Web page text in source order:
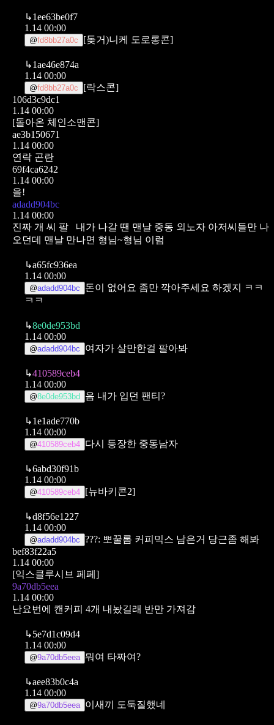
↳1ee63be0f7
1.14 00:00
@fd8bb27a0c [돚거)니케 도로롱콘]
↳1ae46e874a
1.14 00:00
@fd8bb27a0c
[락스콘]
106d3c9dc1
1.14 00:00
[돌아온 체인소맨콘]
ae3b150671
1.14 00:00
연락 곤란
69f4ca6242
1.14 00:00
을!
adadd904bc
1.14 00:00
진짜 개 씨 팔
내가 나갈 땐 맨날 중동 외노자 아저씨들만 나
오던데 맨날 만나면 형님~형님 이럼
↳a65fc936ea
1.14 00:00
@adadd904bc
돈이 없어요 좀만 깍아주세요 하겠지 ㅋㅋ
ㅋㅋ
↳8e0de953bd
1.14 00:00
@adadd904bc 여자가 살만한걸 팔아봐
↳410589ceb4
1.14 00:00
@8e0de953bd 음 내가 입던 팬티?
↳1e1ade770b
1.14 00:00
@410589ceb4 다시 등장한 중동남자
↳6abd30f91b
1.14 00:00
@410589ceb4 [뉴바키콘2]
↳d8f56e1227
1.14 00:00
@adadd904bc ???: 뽀꿀롬 커피믹스 남은거 당근좀 해봐
bef83f22a5
1.14 00:00
[익스클루시브 페페]
9a70db5eea
1.14 00:00
난요번에 캔커피 4개 내놨길래 반만 가져감
↳5e7d1c09d4
1.14 00:00
@9a70db5eea 뭐여 타짜여?
↳aee83b0c4a
1.14 00:00
@9a70db5eea 이새끼 도둑질했네